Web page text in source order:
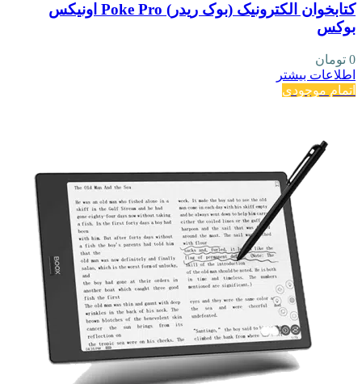
کتابخوان الکترونیک (بوک ریدر) Poke Pro اونیکس
بوکس
0 تومان
اطلاعات بیشتر
اتمام موجودی